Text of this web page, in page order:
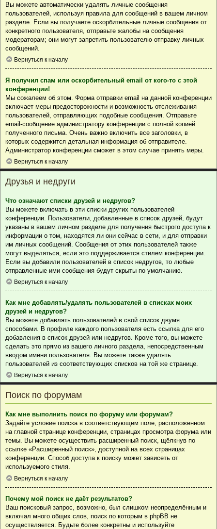
Вы можете автоматически удалять личные сообщения
пользователей, используя правила для сообщений в вашем личном
разделе. Если вы получаете оскорбительные личные сообщения от
конкретного пользователя, отправьте жалобы на сообщения
модераторам; они могут запретить пользователю отправку личных
сообщений.
Вернуться к началу
Я получил спам или оскорбительный email от кого-то с этой
конференции!
Мы сожалеем об этом. Форма отправки email на данной конференции
включает меры предосторожности и возможность отслеживания
пользователей, отправляющих подобные сообщения. Отправьте
email-сообщение администратору конференции с полной копией
полученного письма. Очень важно включить все заголовки, в
которых содержится детальная информация об отправителе.
Администратор конференции сможет в этом случае принять меры.
Вернуться к началу
Друзья и недруги
Что означают списки друзей и недругов?
Вы можете включать в эти списки других пользователей
конференции. Пользователи, добавленные в список друзей, будут
указаны в вашем личном разделе для получения быстрого доступа к
информации о том, находятся ли они сейчас в сети, и для отправки
им личных сообщений. Сообщения от этих пользователей также
могут выделяться, если это поддерживается стилем конференции.
Если вы добавили пользователей в список недругов, то любые
отправленные ими сообщения будут скрыты по умолчанию.
Вернуться к началу
Как мне добавлять/удалять пользователей в списках моих
друзей и недругов?
Вы можете добавлять пользователей в свой список двумя
способами. В профиле каждого пользователя есть ссылка для его
добавления в список друзей или недругов. Кроме того, вы можете
сделать это прямо из вашего личного раздела, непосредственным
вводом имени пользователя. Вы можете также удалять
пользователей из соответствующих списков на той же странице.
Вернуться к началу
Поиск по форумам
Как мне выполнить поиск по форуму или форумам?
Задайте условие поиска в соответствующем поле, расположенном
на главной странице конференции, страницах просмотра форума или
темы. Вы можете осуществить расширенный поиск, щёлкнув по
ссылке «Расширенный поиск», доступной на всех страницах
конференции. Способ доступа к поиску может зависеть от
используемого стиля.
Вернуться к началу
Почему мой поиск не даёт результатов?
Ваш поисковый запрос, возможно, был слишком неопределённым и
включал много общих слов, поиск по которым в phpBB не
осуществляется. Будьте более конкретны и используйте